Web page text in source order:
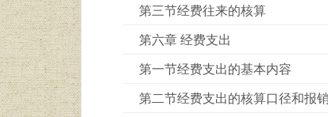
第三节经费往来的核算
第六章 经费支出
第一节经费支出的基本内容
第二节经费支出的核算口径和报